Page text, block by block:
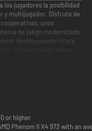
los jugadores la posibilidad
y multijugador. Disfruta de
unos
de juego modernizado.
desbloqueado rotará
a la comunidad e invita a
juego, consulta el
la celebración de una de
de juego
or higher
Phenom II X4 973 with an